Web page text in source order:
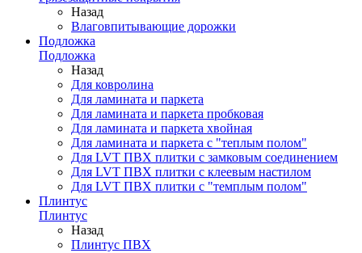
Назад
Влаговпитывающие дорожки
Подложка
Подложка
Назад
Для ковролина
Для ламината и паркета
Для ламината и паркета пробковая
Для ламината и паркета хвойная
Для ламината и паркета с "теплым полом"
Для LVT ПВХ плитки с замковым соединением
Для LVT ПВХ плитки с клеевым настилом
Для LVT ПВХ плитки с "темплым полом"
Плинтус
Плинтус
Назад
Плинтус ПВХ